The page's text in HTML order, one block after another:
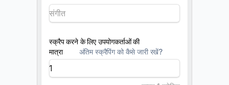
स्क्रैप करने के लिए उपयोगकर्ताओं की
मात्रा
अंतिम स्क्रैपिंग को कैसे जारी रखें?